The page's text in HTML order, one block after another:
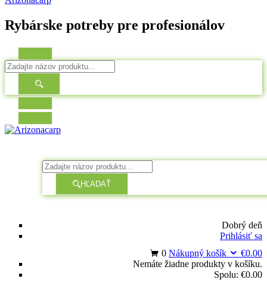
Rybárske potreby pre profesionálov
HĽADAŤ
Dobrý deň
Prihlásiť sa
0 Nákupný košík €0.00
Nemáte žiadne produkty v košíku.
Spolu: €0.00